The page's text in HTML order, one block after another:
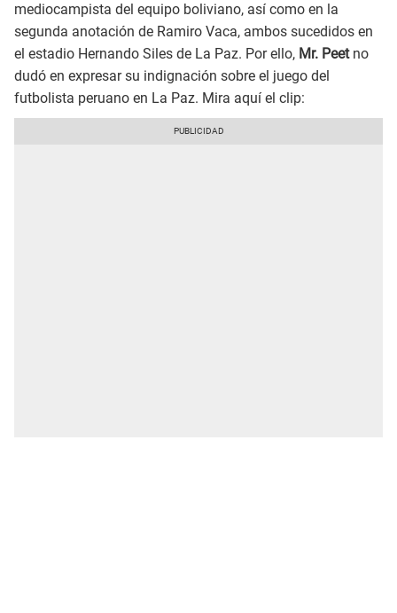
mediocampista del equipo boliviano, así como en la
segunda anotación de Ramiro Vaca, ambos sucedidos en
el estadio Hernando Siles de La Paz. Por ello, Mr. Peet no
dudó en expresar su indignación sobre el juego del
futbolista peruano en La Paz. Mira aquí el clip: